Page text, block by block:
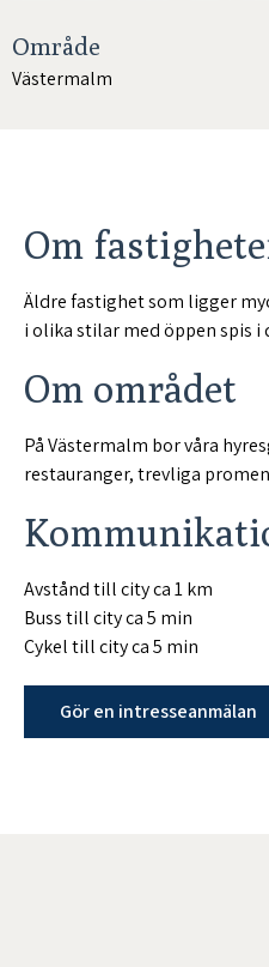
Område
Västermalm
Om
Äldre fastighet som ligger
i olika stilar med öppen spis
Om området
På Västermalm bor våra
restauranger, trevliga
Avstånd till city ca 1 km
Buss till city ca 5 min
Cykel till city ca 5 min
Gör en intresseanmälan